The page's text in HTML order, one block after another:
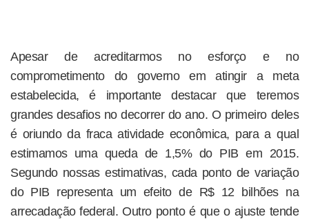
Apesar de acreditarmos no esforço e no
comprometimento do governo em atingir a meta
estabelecida, é importante destacar que teremos
grandes desafios no decorrer do ano. O primeiro deles
é oriundo da fraca atividade econômica, para a qual
estimamos uma queda de 1,5% do PIB em 2015.
Segundo nossas estimativas, cada ponto de variação
do PIB representa um efeito de R$ 12 bilhões na
arrecadação federal. Outro ponto é que o ajuste tende